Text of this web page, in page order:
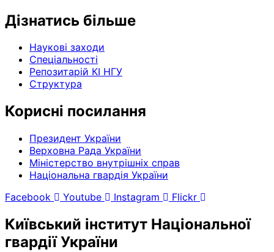
Дізнатись більше
Наукові заходи
Спеціальності
Репозитарій КІ НГУ
Структура
Корисні посилання
Президент України
Верховна Рада України
Міністерство внутрішніх справ
Національна гвардія України
Facebook
Youtube Instagram Flickr
Київський інститут Національної
гвардії України